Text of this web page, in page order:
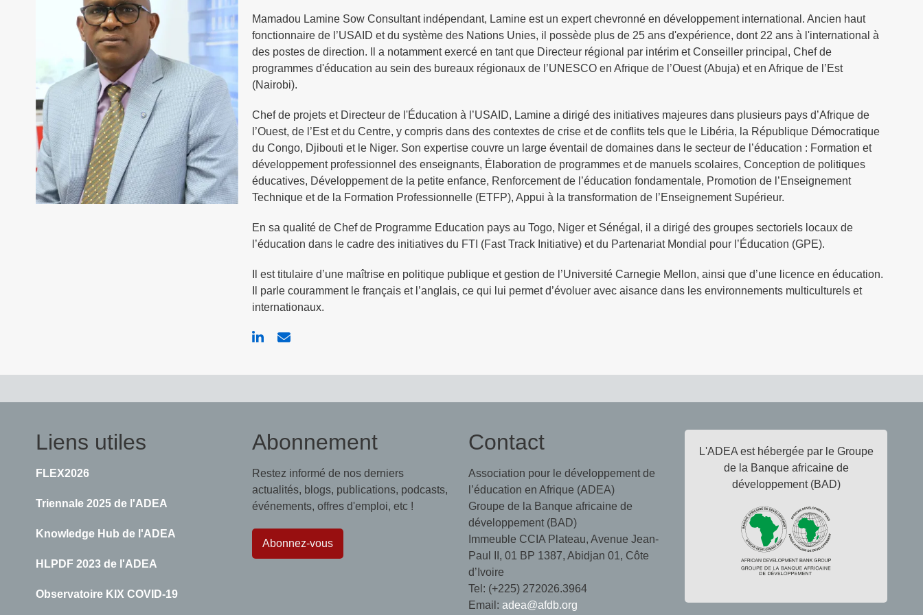
Mamadou Lamine Sow Consultant indépendant, Lamine est un expert chevronné en développement international. Ancien haut
fonctionnaire de l’USAID et du système des Nations Unies, il possède plus de 25 ans d'expérience, dont 22 ans à l'international à
des postes de direction. Il a notamment exercé en tant que Directeur régional par intérim et Conseiller principal, Chef de
programmes d'éducation au sein des bureaux régionaux de l’UNESCO en Afrique de l’Ouest (Abuja) et en Afrique de l’Est
(Nairobi).
Chef de projets et Directeur de l'Éducation à l’USAID, Lamine a dirigé des initiatives majeures dans plusieurs pays d’Afrique de
l’Ouest, de l’Est et du Centre, y compris dans des contextes de crise et de conflits tels que le Libéria, la République Démocratique
du Congo, Djibouti et le Niger. Son expertise couvre un large éventail de domaines dans le secteur de l’éducation : Formation et
développement professionnel des enseignants, Élaboration de programmes et de manuels scolaires, Conception de politiques
éducatives, Développement de la petite enfance, Renforcement de l’éducation fondamentale, Promotion de l’Enseignement
Technique et de la Formation Professionnelle (ETFP), Appui à la transformation de l’Enseignement Supérieur.
En sa qualité de Chef de Programme Education pays au Togo, Niger et Sénégal, il a dirigé des groupes sectoriels locaux de
l’éducation dans le cadre des initiatives du FTI (Fast Track Initiative) et du Partenariat Mondial pour l’Éducation (GPE).
Il est titulaire d’une maîtrise en politique publique et gestion de l’Université Carnegie Mellon, ainsi que d’une licence en éducation.
Il parle couramment le français et l’anglais, ce qui lui permet d’évoluer avec aisance dans les environnements multiculturels et
internationaux.
Liens utiles
FLEX2026
Triennale 2025 de l'ADEA
Knowledge Hub de l'ADEA
HLPDF 2023 de l'ADEA
Observatoire KIX COVID-19
Abonnement
Restez informé de nos derniers
actualités, blogs, publications, podcasts,
événements, offres d'emploi, etc !
Abonnez-vous
Contact
Association pour le développement de
l’éducation en Afrique (ADEA)
Groupe de la Banque africaine de
développement (BAD)
Immeuble CCIA Plateau, Avenue Jean-
Paul II, 01 BP 1387, Abidjan 01, Côte
d’Ivoire
Tel: (+225) 272026.3964
Email: adea@afdb.org
L'ADEA est hébergée par le Groupe
de la Banque africaine de
développement (BAD)